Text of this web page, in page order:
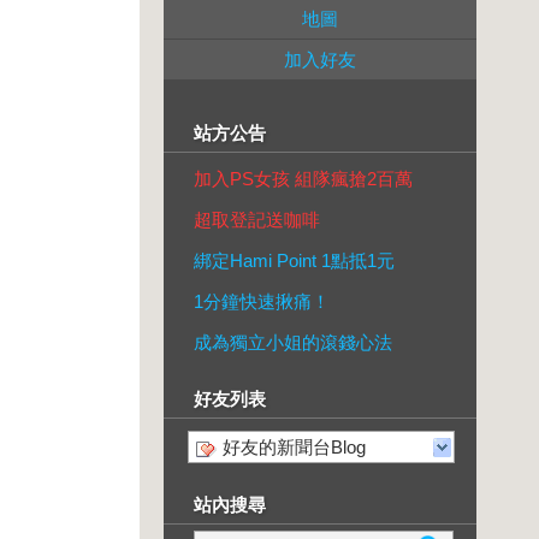
地圖
加入好友
站方公告
加入PS女孩 組隊瘋搶2百萬
超取登記送咖啡
綁定Hami Point 1點抵1元
1分鐘快速揪痛！
成為獨立小姐的滾錢心法
好友列表
好友的新聞台Blog
站內搜尋